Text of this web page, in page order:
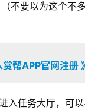
不要以为这个不
帮APP官网注册
入任务大厅，可